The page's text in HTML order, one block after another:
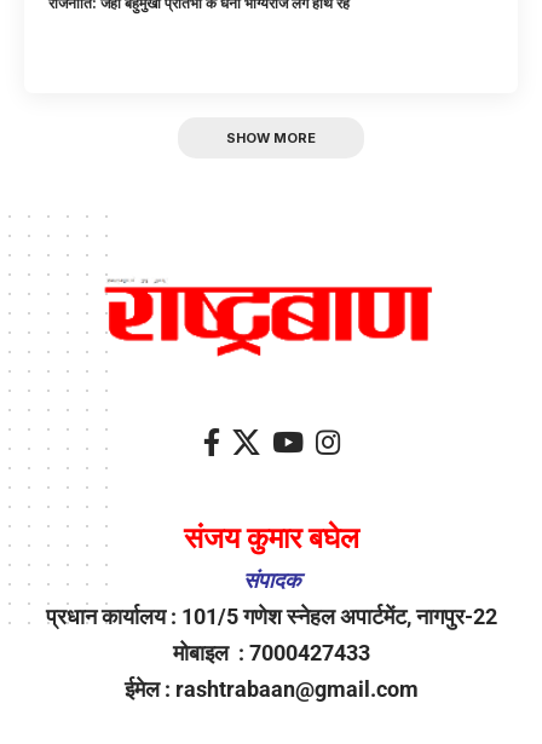
SHOW MORE
संजय कुमार बघेल
संपादक
प्रधान कार्यालय : 101/5 गणेश स्नेहल अपार्टमेंट, नागपुर-22
मोबाइल : 7000427433
ईमेल : rashtrabaan@gmail.com